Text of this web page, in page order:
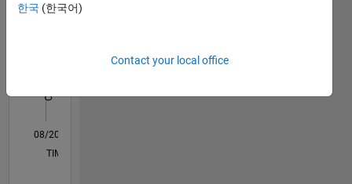
-20
-10
10
20
30
50
120 100
100
L
08/20
04/21
12/21
08/22
04/23
12/23
08/24
04/25
12/25
08/26
05/21
02/22
11/22
08/23
05/24
02/25
11/25
06/21
04/22
02/23
10/24
08/25
06/26
TIMELINE
한국 (한국어)
Contact your local office